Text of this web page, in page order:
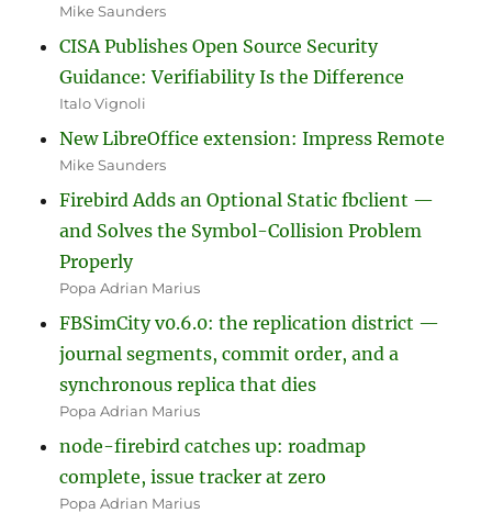
Mike Saunders
CISA Publishes Open Source Security
Guidance: Verifiability Is the Difference
Italo Vignoli
New LibreOffice extension: Impress Remote
Mike Saunders
Firebird Adds an Optional Static fbclient —
and Solves the Symbol-Collision Problem
Properly
Popa Adrian Marius
FBSimCity v0.6.0: the replication district —
journal segments, commit order, and a
synchronous replica that dies
Popa Adrian Marius
node-firebird catches up: roadmap
complete, issue tracker at zero
Popa Adrian Marius